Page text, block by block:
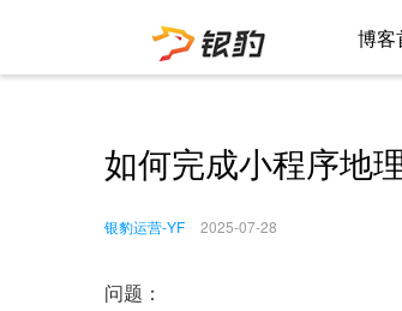
博客
如何完成小程序地
银豹运营-YF 2025-07-28
问题：